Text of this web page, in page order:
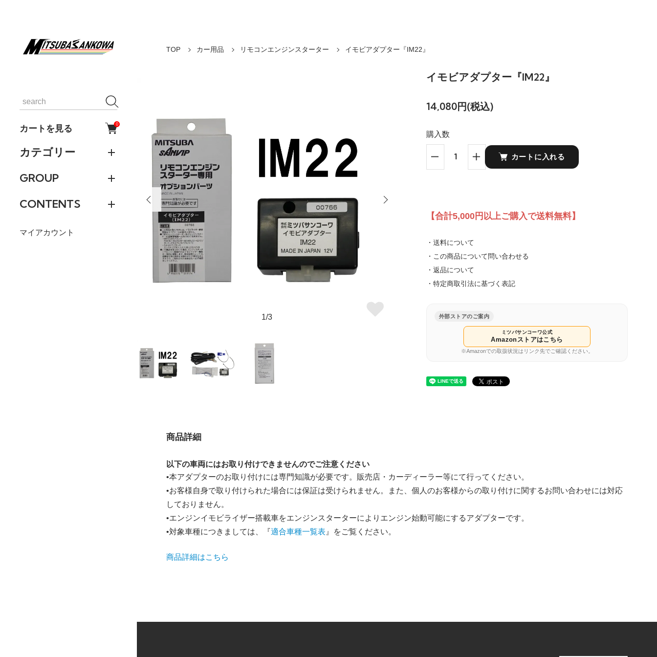
カートを見る 0
カテゴリー
GROUP
CONTENTS
マイアカウント
TOP カー用品 リモコンエンジンスターター イモビアダプター『IM22』
1/3
イモビアダプター『IM22』
14,080円(税込)
購入数
カートに入れる
【合計5,000円以上ご購入で送料無料】
・送料について
・この商品について問い合わせる
・返品について
・特定商取引法に基づく表記
外部ストアのご案内
ミツバサンコーワ公式
Amazonストアはこちら
※Amazonでの取扱状況はリンク先でご確認ください。
商品詳細
以下の車両にはお取り付けできませんのでご注意ください
•本アダプターのお取り付けには専門知識が必要です。販売店・カーディーラー等にて行ってください。
•お客様自身で取り付けられた場合には保証は受けられません。また、個人のお客様からの取り付けに関するお問い合わせには対応
しておりません。
•エンジンイモビライザー搭載車をエンジンスターターによりエンジン始動可能にするアダプターです。
•対象車種につきましては、『適合車種一覧表 』をご覧ください。
商品詳細はこちら